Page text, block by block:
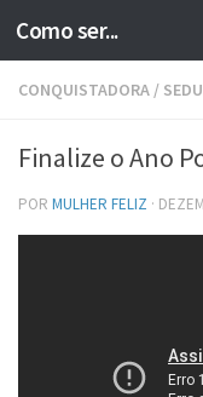
Skip to content
Como ser...
CONQUISTADORA /
Finalize o Ano
POR MULHER FELIZ ·